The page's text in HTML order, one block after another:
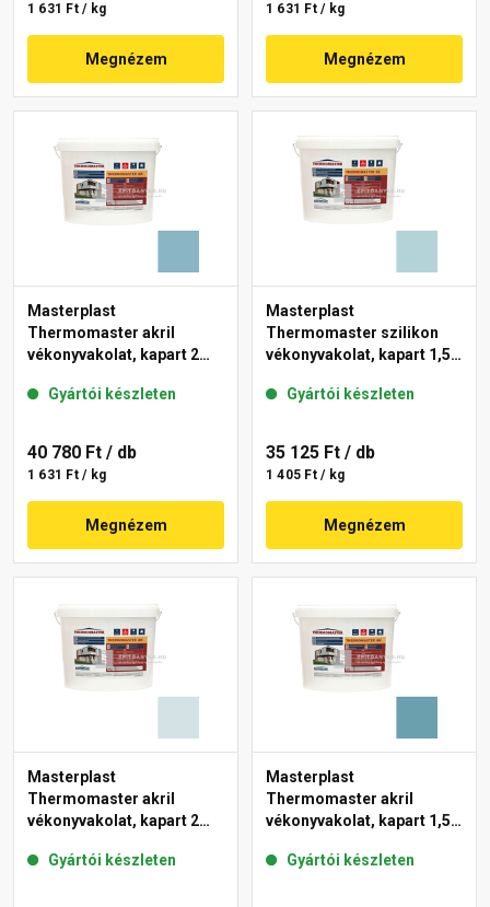
1 631 Ft / kg
Megnézem
1 631 Ft / kg
Megnézem
Masterplast
Thermomaster akril
vékonyvakolat, kapart 2
Gyártói készleten
40 780 Ft / db
1 631 Ft / kg
Megnézem
Masterplast
Thermomaster szilikon
vékonyvakolat, kapart 1,5
Gyártói készleten
35 125 Ft / db
1 405 Ft / kg
Megnézem
Masterplast
Thermomaster akril
vékonyvakolat, kapart 2
Gyártói készleten
Masterplast
Thermomaster akril
vékonyvakolat, kapart 1,5
Gyártói készleten